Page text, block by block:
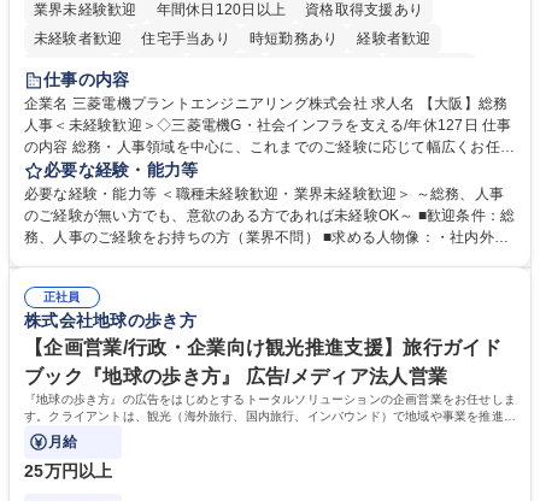
業界未経験歓迎
年間休日120日以上
資格取得支援あり
未経験者歓迎
住宅手当あり 時短勤務あり
経験者歓迎
退職金あり
駅近5分以内
土日祝休み 服装自由 寮・社宅あり 食事補助あり
仕事の内容
企業名 三菱電機プラントエンジニアリング株式会社 求人名 【大阪】総務
人事＜未経験歓迎＞◇三菱電機G・社会インフラを支える/年休127日 仕事
の内容 総務・人事領域を中心に、これまでのご経験に応じて幅広くお任せ
します。 ＜具体的には＞ ・総務/人事労務（給与・社保・勤怠管理など）
・採用・教育研修 ・福利厚生運用 など ※基本的には事務所勤務ですが、
採用や教育等の業務内容により、関西圏以外への日帰り・宿泊を伴う国内
出張もございます。 ※担当業務を持ちつつ、お互いに助け合いながら、総
必要な経験・能力等
必要な経験・能力等 ＜職種未経験歓迎・業界未経験歓迎＞ ～総務、人事
のご経験が無い方でも、意欲のある方であれば未経験OK～ ■歓迎条件：総
務、人事のご経験をお持ちの方（業界不問） ■求める人物像：・社内外の
正社員
株式会社地球の歩き方
【企画営業/行政・企業向け観光推進支援】旅行ガイド
ブック『地球の歩き方』 広告/メディア法人営業
『地球の歩き方』の広告をはじめとするトータルソリューションの企画営業をお任せしま
す。クライアントは、観光（海外旅行、国内旅行、インバウンド）で地域や事業を推進し
たい国内外の行政や企業です。
月給
25万円以上